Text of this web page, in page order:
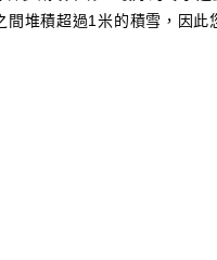
堆積超過1米的積雪，因